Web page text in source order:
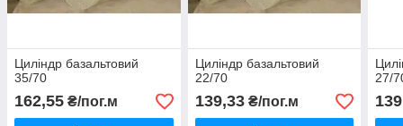
Циліндр базальтовий
35/70
162,55 ₴/пог.м
Циліндр базальтовий
22/70
139,33₴/пог.м
27/